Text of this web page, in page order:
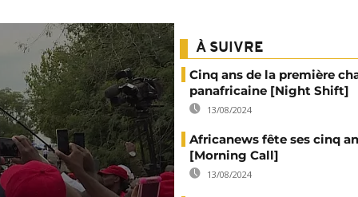
À SUIVRE
Cinq ans de la première
panafricaine [Night Shift]
13/08/2024
Africanews fête ses cinq
[Morning Call]
13/08/2024